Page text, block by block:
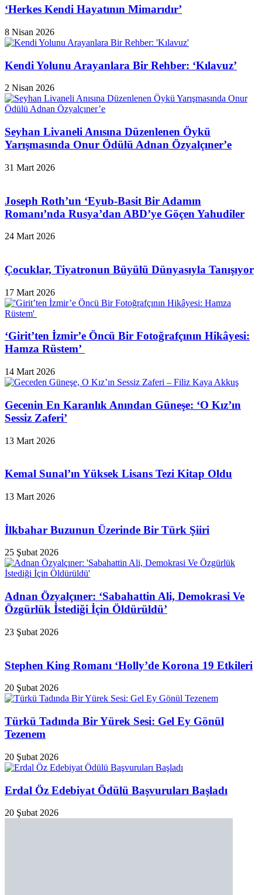
‘Herkes Kendi Hayatının Mimarıdır’
8 Nisan 2026
Kendi Yolunu Arayanlara Bir Rehber: ‘Kılavuz’
2 Nisan 2026
Seyhan Livaneli Anısına Düzenlenen Öykü
Yarışmasında Onur Ödülü Adnan Özyalçıner’e
31 Mart 2026
Joseph Roth’un ‘Eyub-Basit Bir Adamın
Romanı’nda Rusya’dan ABD’ye Göçen Yahudiler
24 Mart 2026
Çocuklar, Tiyatronun Büyülü Dünyasıyla Tanışıyor
17 Mart 2026
‘Girit’ten İzmir’e Öncü Bir Fotoğrafçının Hikâyesi:
Hamza Rüstem’
14 Mart 2026
Gecenin En Karanlık Anından Güneşe: ‘O Kız’ın
Sessiz Zaferi’
13 Mart 2026
Kemal Sunal’ın Yüksek Lisans Tezi Kitap Oldu
13 Mart 2026
İlkbahar Buzunun Üzerinde Bir Türk Şiiri
25 Şubat 2026
Adnan Özyalçıner: ‘Sabahattin Ali, Demokrasi Ve
Özgürlük İstediği İçin Öldürüldü’
23 Şubat 2026
Stephen King Romanı ‘Holly’de Korona 19 Etkileri
20 Şubat 2026
Türkü Tadında Bir Yürek Sesi: Gel Ey Gönül
Tezenem
20 Şubat 2026
Erdal Öz Edebiyat Ödülü Başvuruları Başladı
20 Şubat 2026